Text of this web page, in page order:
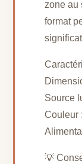
zone au
format
Source
Couleur
💡